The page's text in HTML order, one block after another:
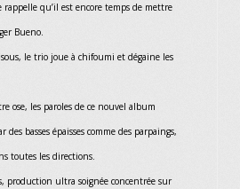
qu’il est encore temps de mettre
Bueno.
le trio joue à chifoumi et dégaine les
ose, les paroles de ce nouvel album
basses épaisses comme des parpaings,
toutes les directions.
production ultra soignée concentrée sur